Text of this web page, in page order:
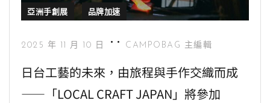
亞洲手創展 品牌加速
2025 年 11 月 10 日 CAMPOBAG 主編輯
日台工藝的未來，由旅程與手作交織而成
——「LOCAL CRAFT JAPAN」將參加